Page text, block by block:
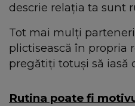
descrie relația ta sunt
Tot mai mulți
plictisească în propria
pregătiți totuși să iasă
Rutina poate fi